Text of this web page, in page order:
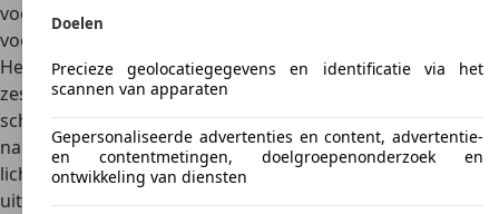
voorwielaandrijving. Vierwielaandrijving was ook een optie
voor de turbobenzine- en dieselmodellen.
Het schakelen in de handgeschakelde ofautomatische
zesversnellingsbakverloopt soepel en zonder hinderlijke
schokken. Het stevige maar goed afgestelde chassis en de
nauwkeurige besturing en vering van de auto, die ook
lichte schokken van onverharde wegen aankan, maken het
uiterlijk van de SUV compleet.
Doelen
Precieze geolocatiegegevens en identificatie via het
scannen van apparaten
Gepersonaliseerde advertenties en content, advertentie-
en contentmetingen, doelgroepenonderzoek en
ontwikkeling van diensten